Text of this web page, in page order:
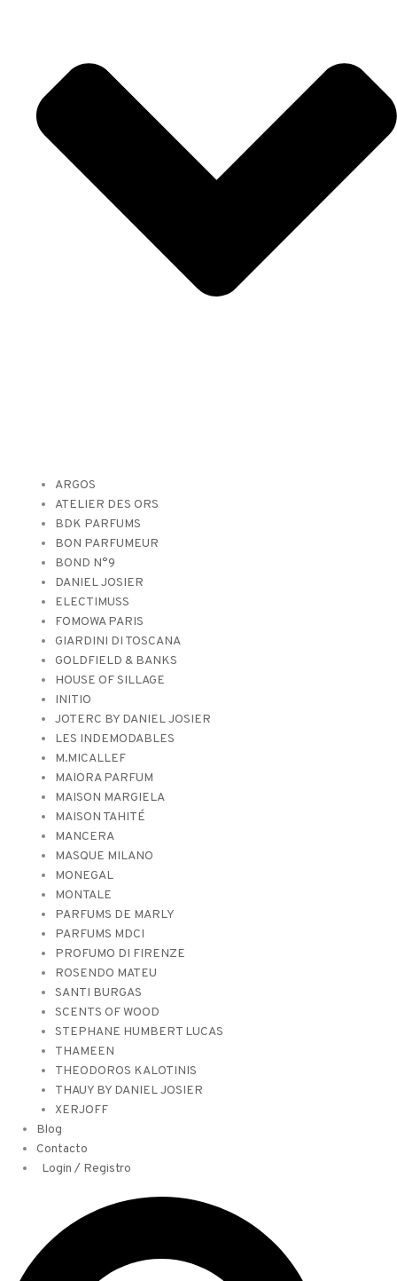
ARGOS
ATELIER DES ORS
BDK PARFUMS
BON PARFUMEUR
BOND N°9
DANIEL JOSIER
ELECTIMUSS
FOMOWA PARIS
GIARDINI DI TOSCANA
GOLDFIELD & BANKS
HOUSE OF SILLAGE
INITIO
JOTERC BY DANIEL JOSIER
LES INDEMODABLES
M.MICALLEF
MAIORA PARFUM
MAISON MARGIELA
MAISON TAHITÉ
MANCERA
MASQUE MILANO
MONEGAL
MONTALE
PARFUMS DE MARLY
PARFUMS MDCI
PROFUMO DI FIRENZE
ROSENDO MATEU
SANTI BURGAS
SCENTS OF WOOD
STEPHANE HUMBERT LUCAS
THAMEEN
THEODOROS KALOTINIS
THAUY BY DANIEL JOSIER
XERJOFF
Blog
Contacto
Login / Registro